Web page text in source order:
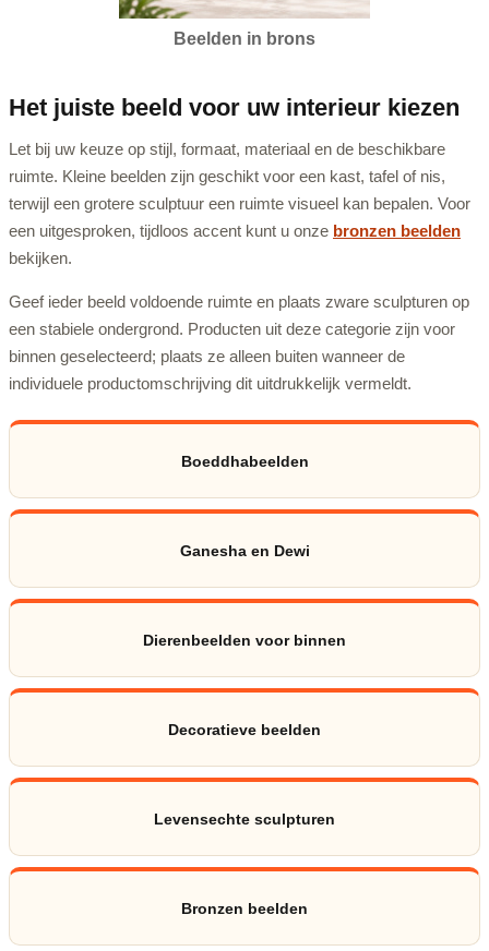
Beelden in brons
Het juiste beeld voor uw interieur kiezen
Let bij uw keuze op stijl, formaat, materiaal en de beschikbare
ruimte. Kleine beelden zijn geschikt voor een kast, tafel of nis,
terwijl een grotere sculptuur een ruimte visueel kan bepalen. Voor
een uitgesproken, tijdloos accent kunt u onze bronzen beelden
bekijken.
Geef ieder beeld voldoende ruimte en plaats zware sculpturen op
een stabiele ondergrond. Producten uit deze categorie zijn voor
binnen geselecteerd; plaats ze alleen buiten wanneer de
individuele productomschrijving dit uitdrukkelijk vermeldt.
Boeddhabeelden
Ganesha en Dewi
Dierenbeelden voor binnen
Decoratieve beelden
Levensechte sculpturen
Bronzen beelden